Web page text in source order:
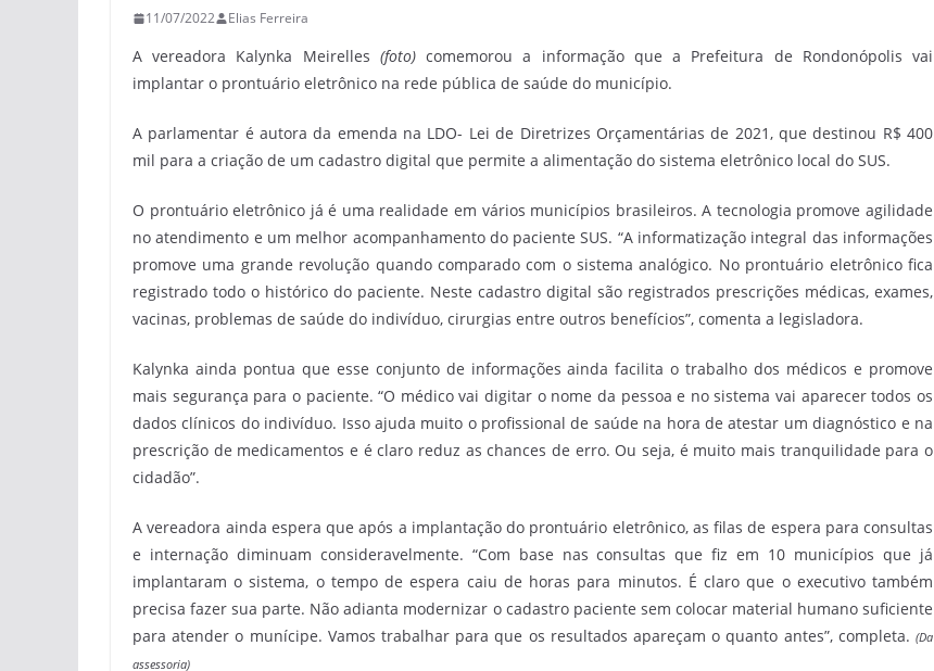
11/07/2022 Elias Ferreira
A vereadora Kalynka Meirelles (foto)comemorou a informação que a Prefeitura de Rondonópolis vai
implantar o prontuário eletrônico na rede pública de saúde do município.
A parlamentar é autora da emenda na LDO- Lei de Diretrizes Orçamentárias de 2021, que destinou R$ 400
mil para a criação de um cadastro digital que permite a alimentação do sistema eletrônico local do SUS.
O prontuário eletrônico já é uma realidade em vários municípios brasileiros. A tecnologia promove agilidade
no atendimento e um melhor acompanhamento do paciente SUS. “A informatização integral das informações
promove uma grande revolução quando comparado com o sistema analógico. No prontuário eletrônico fica
registrado todo o histórico do paciente. Neste cadastro digital são registrados prescrições médicas, exames,
vacinas, problemas de saúde do indivíduo, cirurgias entre outros benefícios”, comenta a legisladora.
Kalynka ainda pontua que esse conjunto de informações ainda facilita o trabalho dos médicos e promove
mais segurança para o paciente. “O médico vai digitar o nome da pessoa e no sistema vai aparecer todos os
dados clínicos do indivíduo. Isso ajuda muito o profissional de saúde na hora de atestar um diagnóstico e na
prescrição de medicamentos e é claro reduz as chances de erro. Ou seja, é muito mais tranquilidade para o
cidadão”.
A vereadora ainda espera que após a implantação do prontuário eletrônico, as filas de espera para consultas
e internação diminuam consideravelmente. “Com base nas consultas que fiz em 10 municípios que já
implantaram o sistema, o tempo de espera caiu de horas para minutos. É claro que o executivo também
precisa fazer sua parte. Não adianta modernizar o cadastro paciente sem colocar material humano suficiente
para atender o munícipe. Vamos trabalhar para que os resultados apareçam o quanto antes”, completa. (Da
assessoria)